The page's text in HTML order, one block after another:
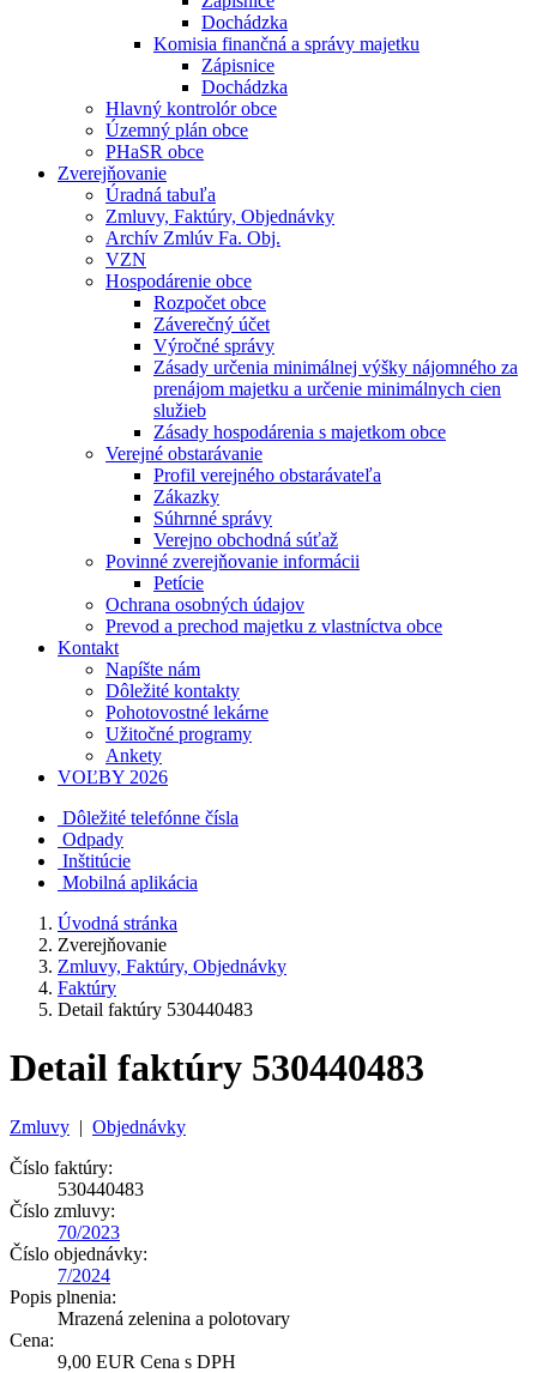
Dochádzka
Komisia finančná a správy majetku
Zápisnice
Dochádzka
Hlavný kontrolór obce
Územný plán obce
PHaSR obce
Zverejňovanie
Úradná tabuľa
Zmluvy, Faktúry, Objednávky
Archív Zmlúv Fa. Obj.
VZN
Hospodárenie obce
Rozpočet obce
Záverečný účet
Výročné správy
Zásady určenia minimálnej výšky nájomného za
prenájom majetku a určenie minimálnych cien
služieb
Zásady hospodárenia s majetkom obce
Verejné obstarávanie
Profil verejného obstarávateľa
Zákazky
Súhrnné správy
Verejno obchodná súťaž
Povinné zverejňovanie informácii
Petície
Ochrana osobných údajov
Prevod a prechod majetku z vlastníctva obce
Kontakt
Napíšte nám
Dôležité kontakty
Pohotovostné lekárne
Užitočné programy
Ankety
VOĽBY 2026
Dôležité telefónne čísla
Odpady
Inštitúcie
Mobilná aplikácia
Úvodná stránka
Zverejňovanie
Zmluvy, Faktúry, Objednávky
Faktúry
Detail faktúry 530440483
Detail faktúry 530440483
Zmluvy | Objednávky
Číslo faktúry:
530440483
Číslo zmluvy:
70/2023
Číslo objednávky:
7/2024
Popis plnenia:
Mrazená zelenina a polotovary
Cena:
9,00 EUR Cena s DPH